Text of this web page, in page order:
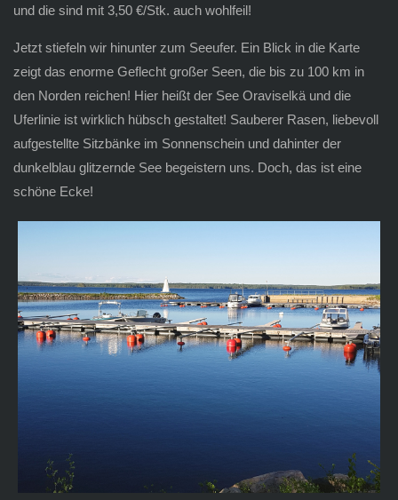
und die sind mit 3,50 €/Stk. auch wohlfeil!
Jetzt stiefeln wir hinunter zum Seeufer. Ein Blick in die Karte
zeigt das enorme Geflecht großer Seen, die bis zu 100 km in
den Norden reichen! Hier heißt der See Oraviselkä und die
Uferlinie ist wirklich hübsch gestaltet! Sauberer Rasen, liebevoll
aufgestellte Sitzbänke im Sonnenschein und dahinter der
dunkelblau glitzernde See begeistern uns. Doch, das ist eine
schöne Ecke!